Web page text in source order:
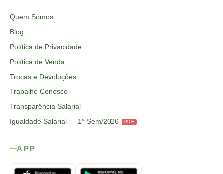
Quem Somos
Blog
Política de Privacidade
Política de Venda
Trocas e Devoluções
Trabalhe Conosco
Transparência Salarial
Igualdade Salarial — 1° Sem/2026
PDF
APP